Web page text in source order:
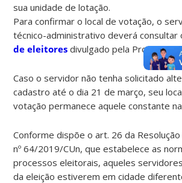
sua unidade de lotação.
Para confirmar o local de votação, o
técnico-administrativo deverá
de eleitores divulgado pela Prodegesp.
Caso o servidor não tenha solicitado
cadastro até o dia 21 de março, seu
votação permanece aquele constante
Conforme dispõe o art. 26 da
nº 64/2019/CUn, que estabelece as
processos eleitorais, aqueles
da eleição estiverem em cidade